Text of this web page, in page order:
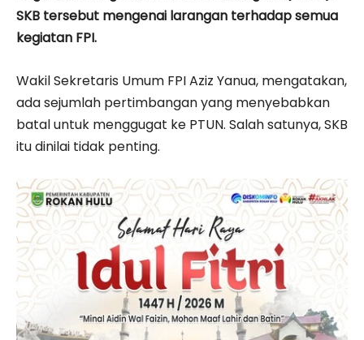
SKB tersebut mengenai larangan terhadap semua
kegiatan FPI.
Wakil Sekretaris Umum FPI Aziz Yanua, mengatakan,
ada sejumlah pertimbangan yang menyebabkan
batal untuk menggugat ke PTUN. Salah satunya, SKB
itu dinilai tidak penting.